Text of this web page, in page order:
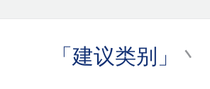
「建议类别」 丶